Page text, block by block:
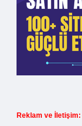
Reklam ve İletişim: